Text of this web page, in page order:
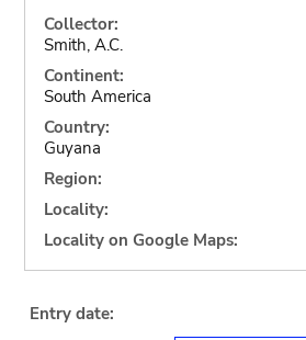
Collector:
Smith, A.C.
Continent:
South America
Country:
Guyana
Region:
Locality:
Locality on Google Maps:
Entry date: